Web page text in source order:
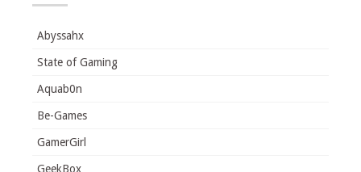
Abyssahx
State of Gaming
Aquab0n
Be-Games
GamerGirl
GeekBox